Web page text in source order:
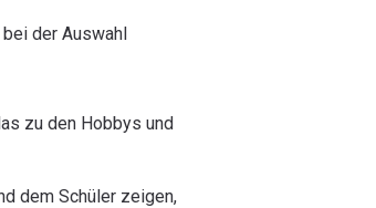
der Auswahl
zu den Hobbys und
dem Schüler zeigen,